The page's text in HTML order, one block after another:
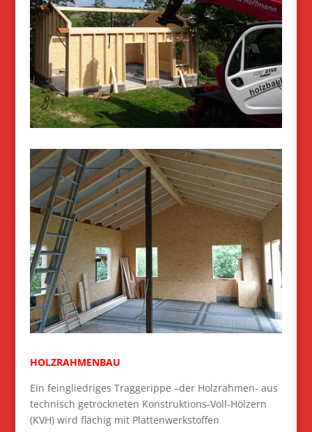
HOLZRAHMENBAU
Ein feingliedriges Traggerippe –der Holzrahmen- aus
technisch getrockneten Konstruktions-Voll-Hölzern
(KVH) wird flächig mit Plattenwerkstoffen